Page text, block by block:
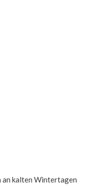
an kalten Wintertagen